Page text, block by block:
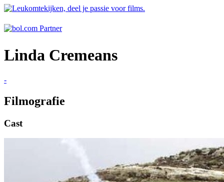
Linda Cremeans
-
Filmografie
Cast